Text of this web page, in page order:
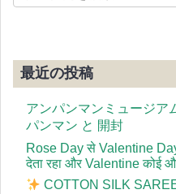
最近の投稿
アンパンマンミュージア
パンマン と 開封
Rose Day से Valentine
देता रहा और Valentine कोई
COTTON SILK